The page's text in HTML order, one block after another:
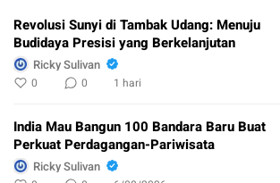
Revolusi Sunyi di Tambak Udang: Menuju
Budidaya Presisi yang Berkelanjutan
Ricky Sulivan
0 0 1 hari
India Mau Bangun 100 Bandara Baru Buat
Perkuat Perdagangan-Pariwisata
Ricky Sulivan